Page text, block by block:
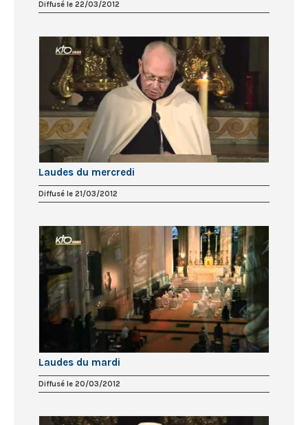
Diffusé le 22/03/2012
Laudes du mercredi
Diffusé le 21/03/2012
Laudes du mardi
Diffusé le 20/03/2012